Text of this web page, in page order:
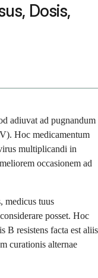
Dosis,
adiuvat ad pugnandum
Hoc medicamentum
multiplicandi in
occasionem ad
medicus tuus
posset. Hoc
B resistens facta est aliis
curationis alternae